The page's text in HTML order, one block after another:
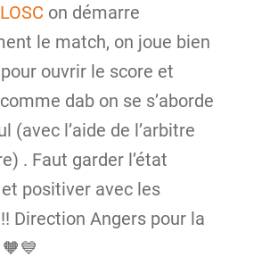
on démarre
le match, on joue bien
ouvrir le score et
dab on se s’aborde
(avec l’aide de l’arbitre
. Faut garder l’état
et positiver avec les
Direction Angers pour la